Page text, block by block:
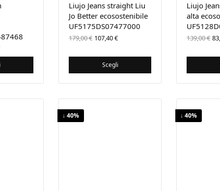
€.
Il prezzo
attuale
è:
107,40 €.
Liujo Jeans straight Liu
Jo Better ecosostenibile
UF5175DS07477000
179,00€ Il prezzo
originale
179,00 €.
107,40€Il prezzo
107,40 €.
Scegli
Liujo
alta
139,00€ Il
↓ 40% ↓ 40%